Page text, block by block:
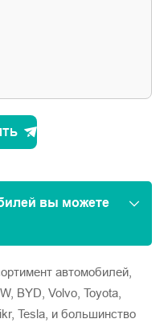
вы можете
автомобилей,
BYD, Volvo, Toyota,
Tesla, и большинство